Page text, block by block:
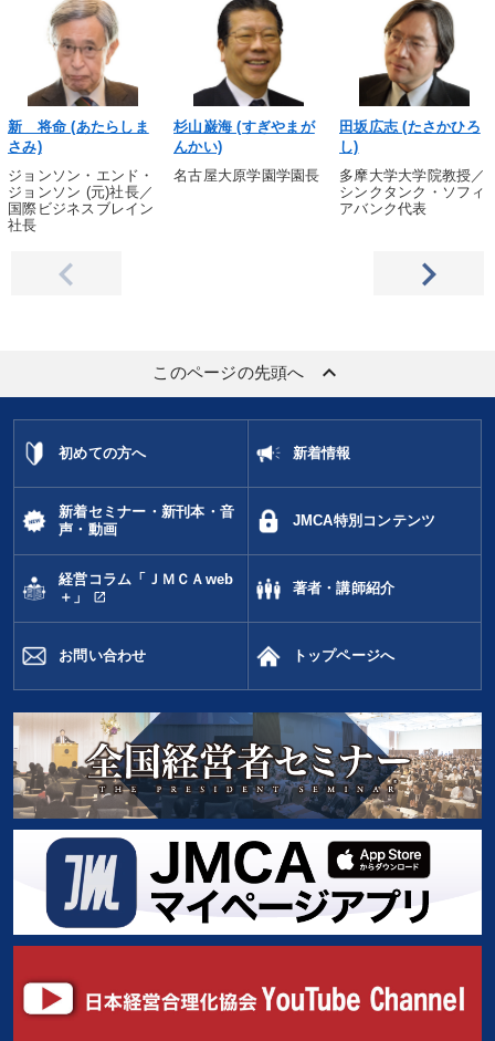
新 将命 (あたらしま
さみ)
ジョンソン・エンド・
ジョンソン (元)社長／
国際ビジネスブレイン
社長
杉山巌海 (すぎやまが
んかい)
名古屋大原学園学園長
田坂広志 (たさかひろ
し)
多摩大学大学院教授／
シンクタンク・ソフィ
アバンク代表
このページの先頭へ keyboard_arrow_up
初めての方へ 新着情報
新着セミナー・新刊本・音
声・動画
JMCA特別コンテンツ
経営コラム「ＪＭＣＡweb
＋」
open_in_new
著者・講師紹介
お問い合わせ トップページへ